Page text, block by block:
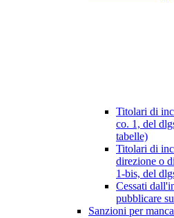
Titolari di
co. 1, del
tabelle)
Titolari di
direzione o
1-bis, del
Cessati
pubblicare
Sanzioni per